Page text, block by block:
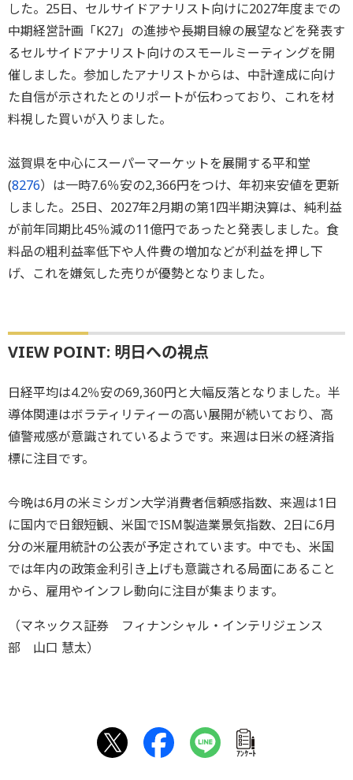
した。25日、セルサイドアナリスト向けに2027年度までの
中期経営計画「K27」の進捗や長期目線の展望などを発表す
るセルサイドアナリスト向けのスモールミーティングを開
催しました。参加したアナリストからは、中計達成に向け
た自信が示されたとのリポートが伝わっており、これを材
料視した買いが入りました。
滋賀県を中心にスーパーマーケットを展開する平和堂
(8276）は一時7.6％安の2,366円をつけ、年初来安値を更新
しました。25日、2027年2月期の第1四半期決算は、純利益
が前年同期比45％減の11億円であったと発表しました。食
料品の粗利益率低下や人件費の増加などが利益を押し下
げ、これを嫌気した売りが優勢となりました。
VIEW POINT: 明日への視点
日経平均は4.2％安の69,360円と大幅反落となりました。半
導体関連はボラティリティーの高い展開が続いており、高
値警戒感が意識されているようです。来週は日米の経済指
標に注目です。
今晩は6月の米ミシガン大学消費者信頼感指数、来週は1日
に国内で日銀短観、米国でISM製造業景気指数、2日に6月
分の米雇用統計の公表が予定されています。中でも、米国
では年内の政策金利引き上げも意識される局面にあること
から、雇用やインフレ動向に注目が集まります。
（マネックス証券 フィナンシャル・インテリジェンス
部 山口 慧太）
ｱﾝｹｰﾄ